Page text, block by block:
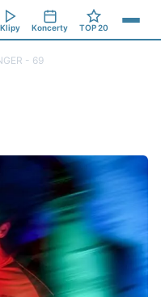
Klipy Koncerty TOP 20
- 69